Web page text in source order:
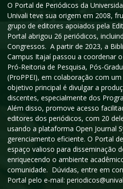
O Portal de Periódicos da
Univali teve sua origem em 2008,
grupo de editores apoiados pela
Portal abrigou 26 periódicos,
Congressos. A partir de 2023, a
Campus Itajaí passou a coordenar
Pró-Reitoria de Pesquisa, Pós-
(ProPPEI), em colaboração com
objetivo principal é divulgar a
discentes, especialmente dos
Além disso, promove acesso
editores dos periódicos, com 20
usando a plataforma Open Journal
gerenciamento eficiente. O Portal
espaço valioso para disseminação
enriquecendo o ambiente
comunidade. Dúvidas, entre em
Portal pelo e-mail: